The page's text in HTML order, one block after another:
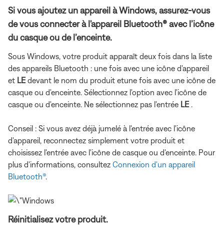
Si vous ajoutez un appareil à Windows, assurez-vous
de vous connecter à l'appareil Bluetooth® avec l’icône
du casque ou de l’enceinte.
Sous Windows, votre produit apparaît deux fois dans la liste
des appareils Bluetooth : une fois avec une icône d'appareil
et LEdevant le nom du produit etune fois avec une icône de
casque ou d'enceinte. Sélectionnez l'option avec l'icône de
casque ou d'enceinte. Ne sélectionnez pas l'entrée LE.
Conseil : Si vous avez déjà jumelé à l'entrée avec l'icône
d'appareil, reconnectez simplement votre produit et
choisissez l'entrée avec l'icône de casque ou d'enceinte. Pour
plus d'informations, consultez Connexion d'un appareil
Bluetooth®.
Réinitialisez votre produit.